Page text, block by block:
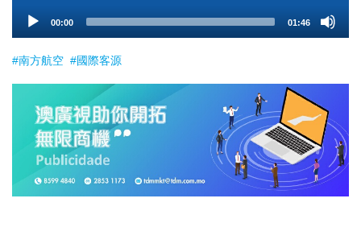
Player
00:00 01:46
#南方航空 #國際客源